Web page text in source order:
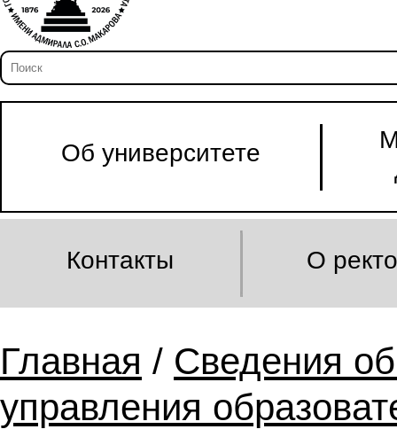
Об университете
Контакты О
Главная / Сведения
управления